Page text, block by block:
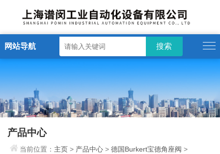
网站导航
产品中心
当前位置： 主页> 产品中心 >德国Burkert宝德角座阀 >